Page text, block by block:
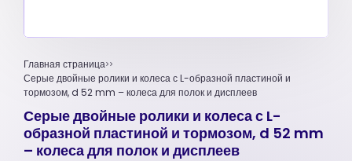
Главная страница
Серые двойные ролики и колеса с L-образной пластиной и
тормозом, d 52 mm – колеса для полок и дисплеев
Серые двойные ролики и колеса с L-
образной пластиной и тормозом, d 52 mm
– колеса для полок и дисплеев